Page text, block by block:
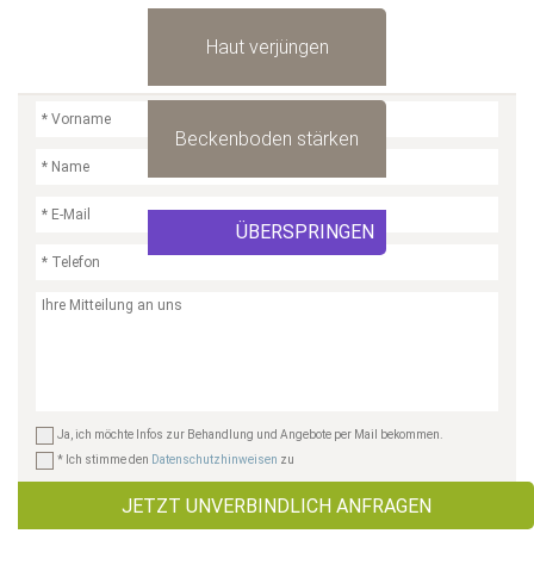
Haut verjüngen
Beckenboden stärken
ÜBERSPRINGEN
Ja, ich möchte Infos zur Behandlung und Angebote per Mail bekommen.
* Ich stimme den Datenschutzhinweisen zu